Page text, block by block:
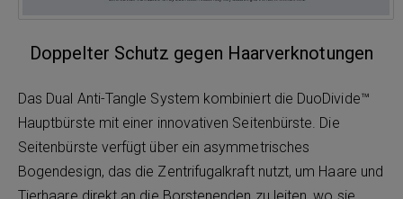
Doppelter Schutz gegen Haarverknotungen
Das Dual Anti-Tangle System kombiniert die DuoDivide™
Hauptbürste mit einer innovativen Seitenbürste. Die
Seitenbürste verfügt über ein asymmetrisches
Bogendesign, das die Zentrifugalkraft nutzt, um Haare und
Tierhaare direkt an die Borstenenden zu leiten, wo sie